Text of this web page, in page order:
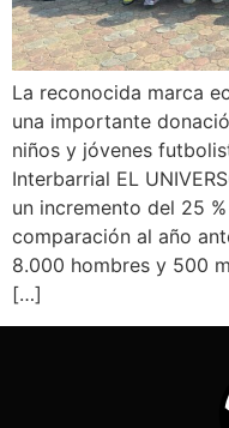
La reconocida marca
una importante
niños y jóvenes
Interbarrial EL
un incremento del 25
comparación al año
8.000 hombres y 500
[…]